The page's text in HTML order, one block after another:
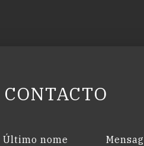
Último nome